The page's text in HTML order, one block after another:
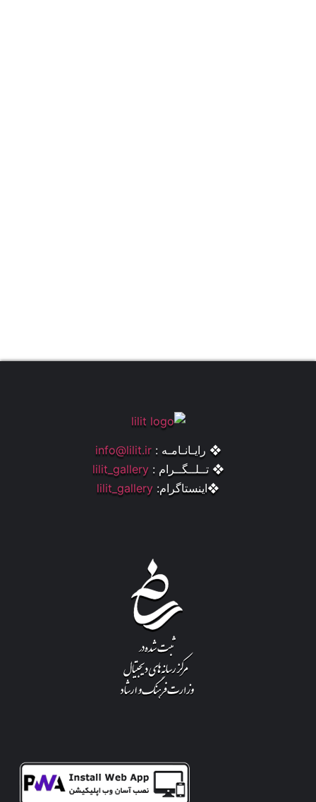
❖ رایـانـامـه : info@lilit.ir
❖ تــلــگــرام : lilit_gallery
❖اینستاگرام: lilit_gallery